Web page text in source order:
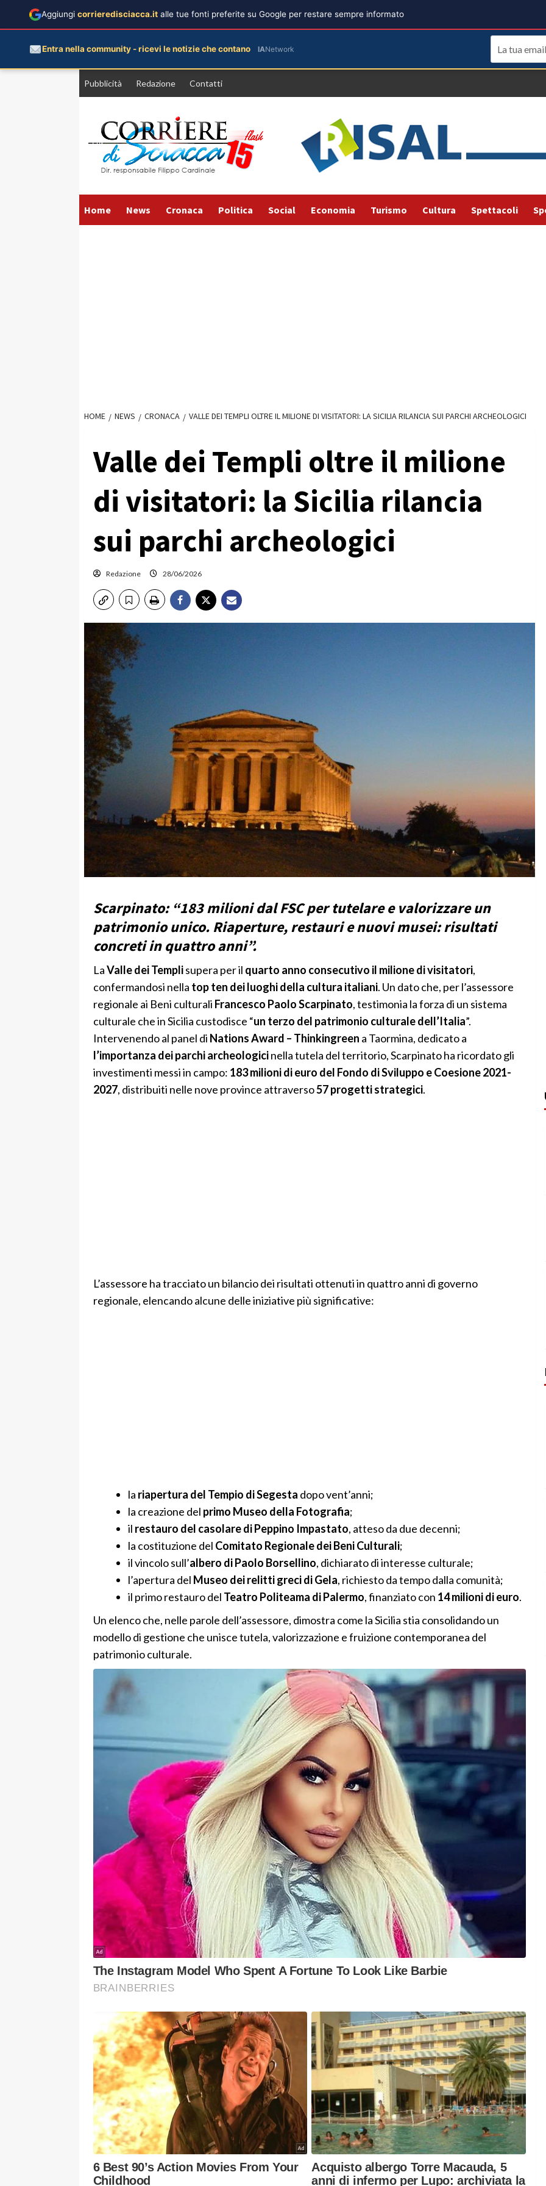
Pubblicità Redazione Contatti
Home News Cronaca Politica Social Economia Turismo Cultura Spettacoli
HOME NEWS CRONACA VALLE DEI TEMPLI OLTRE IL MILIONE DI VISITATORI: LA SICILIA RILANCIA SUI PARCHI ARCHEOLOGICI
Valle dei Templi oltre il milione
di visitatori: la Sicilia rilancia
sui parchi archeologici
Redazione 28/06/2026
Scarpinato: “183 milioni dal FSC per tutelare e valorizzare un
patrimonio unico. Riaperture, restauri e nuovi musei: risultati
concreti in quattro anni”.
LaValle dei Templisupera per il quarto anno consecutivo il milione di visitatori,
confermandosi nella top ten dei luoghi della cultura italiani. Un dato che, per l’assessore
regionale ai Beni culturali Francesco Paolo Scarpinato, testimonia la forza di un sistema
culturale che in Sicilia custodisce “un terzo del patrimonio culturale dell’Italia”.
Intervenendo al panel di Nations Award – Thinkingreen a Taormina, dedicato a
l’importanza dei parchi archeologicinella tutela del territorio, Scarpinato ha ricordato gli
investimenti messi in campo: 183 milioni di euro del Fondo di Sviluppo e Coesione 2021-
2027, distribuiti nelle nove province attraverso57 progetti strategici.
L’assessore ha tracciato un bilancio dei risultati ottenuti in quattro anni di governo
regionale, elencando alcune delle iniziative più significative:
la riapertura del Tempio di Segesta dopo vent’anni;
la creazione del primo Museo della Fotografia;
il restauro del casolare di Peppino Impastato, atteso da due decenni;
la costituzione del Comitato Regionale dei Beni Culturali;
il vincolo sull’albero di Paolo Borsellino, dichiarato di interesse culturale;
l’apertura del Museo dei relitti greci di Gela, richiesto da tempo dalla comunità;
il primo restauro del Teatro Politeama di Palermo, finanziato con 14 milioni di euro.
Un elenco che, nelle parole dell’assessore, dimostra come la Sicilia stia consolidando un
modello di gestione che unisce tutela, valorizzazione e fruizione contemporanea del
patrimonio culturale.
Aggiungi corrieredisciacca.it alle tue fonti preferite su Google per restare sempre informato
Entra nella community - ricevi le notizie che contano IANetwork